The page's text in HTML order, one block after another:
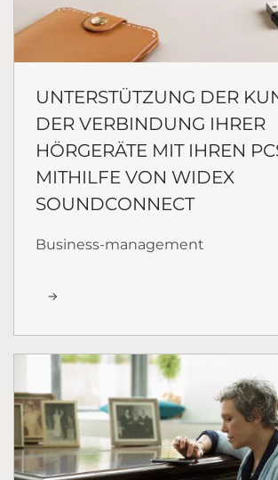
UNTERSTÜTZUNG DER
DER VERBINDUNG IHRER
HÖRGERÄTE MIT IHREN
MITHILFE VON WIDEX
SOUNDCONNECT
Business-management